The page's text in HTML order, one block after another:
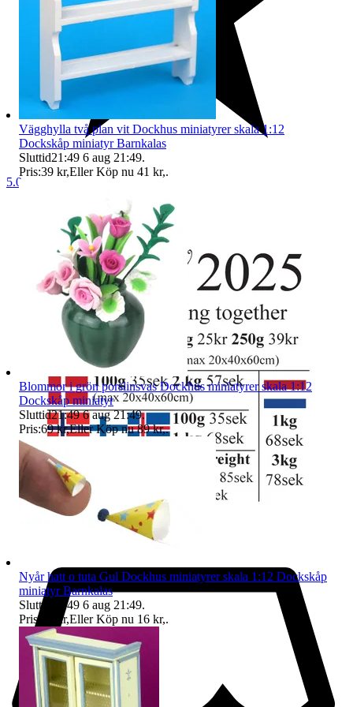
5.0
Vägghylla två plan vit Dockhus miniatyrer skala 1:12
Dockskåp miniatyr Barnkalas
Sluttid21:49 6 aug 21:49.
Pris:39 kr,Eller Köp nu 41 kr,.
Blommor i grön porslinsvas Dockhus miniatyrer skala 1:12
Dockskåp miniatyr
Sluttid21:49 6 aug 21:49.
Pris:69 kr,Eller Köp nu 89 kr,.
Nyår hatt o tuta Gul Dockhus miniatyrer skala 1:12 Dockskåp
miniatyr Barnkalas
Sluttid
21:49 6 aug 21:49.
Pris:
12 kr,Eller Köp nu 16 kr,.